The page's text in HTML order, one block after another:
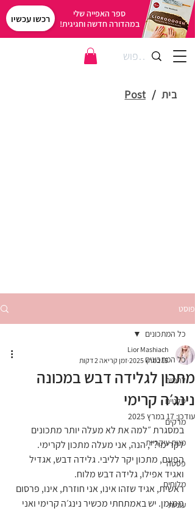
רכשו עכשיו
ספר האפייה שלי
במהדורה חדשה וחגיגית!
בית /
Post
פוסט
כל המתכונים
לחמים
סלטים
מרקים
מנות עיקריות
פסטה
מלוחים
עוגיות
כל המתכונים
מתכון לגלידה דבש במכונה
נינג׳ה קרימי
Lior Mashiach
15 במרץ 2025
זמן קריאה 2 דקות
עודכן: 17 במרץ 2025
במסגרת ״למה את לא מעלה יותר מתכונים
לקרימי?״, הנה, אני מעלה מתכון לקרימי.
הפעם, מתכון יקר לליבי. גלידה דבש, אגדיל
ואגיד אפילו, גלידה דבש מלוח.
ראשית, אגיד שזהו אינו, אני חוזרת, אינו, פרסום
ממומן. יש באמתחתי מכשיר נינג׳ה קרימי ואני